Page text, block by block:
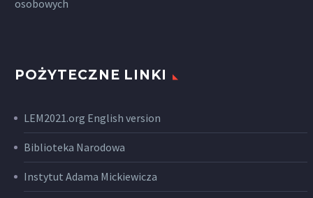
osobowych
POŻYTECZNE LINKI
LEM2021.org English version
Biblioteka Narodowa
Instytut Adama Mickiewicza